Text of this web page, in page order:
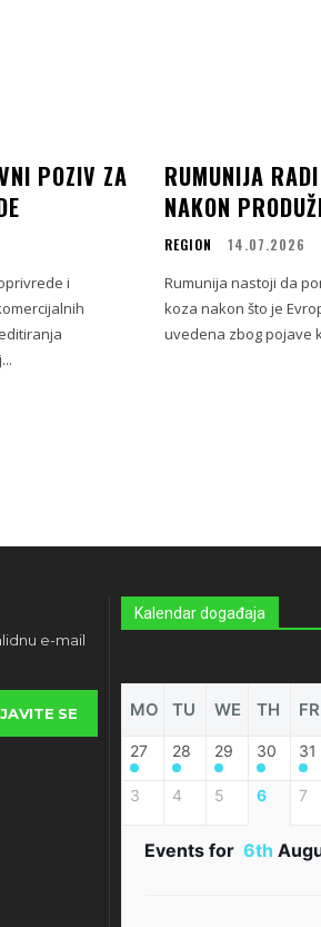
POZIV ZA
i
RUMUNIJA
NAKON
REGION 14.07.2026
Rumunija nastoji da
koza nakon što je
uvedena zbog pojave
e-mail
SE
Kalendar događaja
MO TU WE TH FR
27 28 29 30 31
3 4 5 6 7
Events for 6th